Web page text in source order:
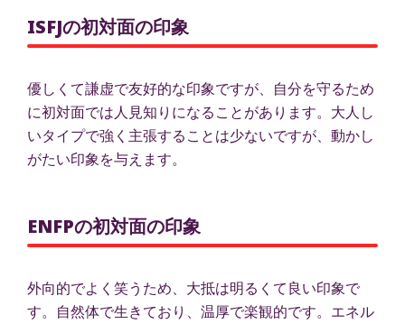
ISFJの初対面の印象
優しくて謙虚で友好的な印象ですが、自分を守るため
に初対面では人見知りになることがあります。大人し
いタイプで強く主張することは少ないですが、動かし
がたい印象を与えます。
ENFPの初対面の印象
外向的でよく笑うため、大抵は明るくて良い印象で
す。自然体で生きており、温厚で楽観的です。エネル